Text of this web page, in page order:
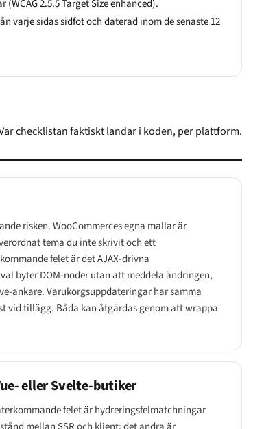
2.5.5 Target Size enhanced).
varje sidas sidfot och daterad inom de senaste 12
checklistan faktiskt landar i koden, per plattform.
risken. WooCommerces egna mallar är
tema du inte skrivit och ett
felet är det AJAX-drivna
byter DOM-noder utan att meddela ändringen,
ankare. Varukorgsuppdateringar har samma
vid tillägg. Båda kan åtgärdas genom att wrappa
eller Svelte-butiker
felet är hydreringsfelmatchningar